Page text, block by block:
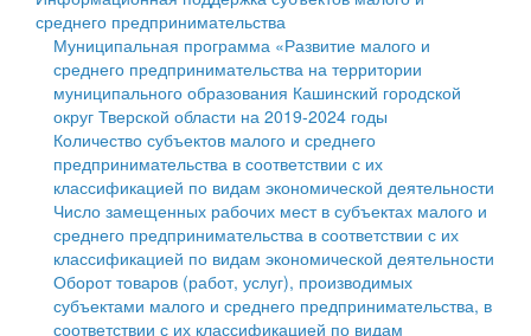
...
Туризм
Культура
Образование
Здравоохранение
Социальная защита
Фотоальбом
Управление сельскими территориями
Открытые данные
Работа с обращениями граждан
Муниципальный контроль
Муниципальные услуги
Проекты административных регламентов
Антимонопольный комплаенс
Выявление правообладателей ранее учтенных
объектов недвижимости
Имущественная поддержка субъектов малого и
среднего предпринимательства
Информационная поддержка субъектов малого и
среднего предпринимательства
Муниципальные программы
среднего предпринимательства
Муниципальная программа «Развитие малого и
среднего предпринимательства на территории
муниципального образования Кашинский городской
округ Тверской области на 2019-2024 годы
Количество субъектов малого и среднего
предпринимательства в соответствии с их
классификацией по видам экономической деятельности
Число замещенных рабочих мест в субъектах малого и
среднего предпринимательства в соответствии с их
классификацией по видам экономической деятельности
Оборот товаров (работ, услуг), производимых
субъектами малого и среднего предпринимательства, в
соответствии с их классификацией по видам